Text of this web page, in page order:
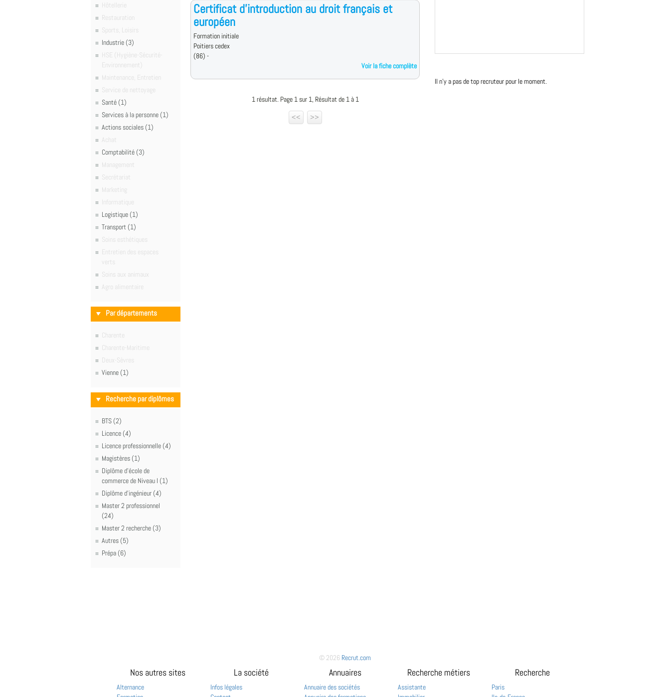
Hôtellerie
Restauration
Sports, Loisirs
Industrie (3)
HSE (Hygiène-Sécurité-
Environnement)
Maintenance, Entretien
Service de nettoyage
Santé (1)
Services à la personne (1)
Actions sociales (1)
Achat
Comptabilité (3)
Management
Secrétariat
Marketing
Informatique
Logistique (1)
Transport (1)
Soins esthétiques
Entretien des espaces
verts
Soins aux animaux
Agro alimentaire
Par départements
Charente
Charente-Maritime
Deux-Sèvres
Vienne (1)
Recherche par diplômes
BTS (2)
Licence (4)
Licence professionnelle (4)
Magistères (1)
Diplôme d'école de
commerce de Niveau I (1)
Diplôme d'ingénieur (4)
Master 2 professionnel
(24)
Master 2 recherche (3)
Autres (5)
Prépa (6)
Certificat d'introduction au droit français et
européen
Formation initiale
Poitiers cedex
(86) -
Voir la fiche complète
1 résultat. Page 1 sur 1, Résultat de 1 à 1
<<
>>
Il n'y a pas de top recruteur pour le moment.
© 2026 Recrut.com
Nos autres sites
Alternance
La société
Infos légales
Annuaires
Annuaire des sociétés
Recherche métiers
Assistante
Recherche
Paris